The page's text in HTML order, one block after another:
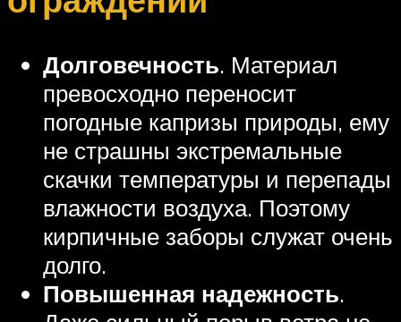
Долговечность. Материал
превосходно переносит
погодные капризы природы, ему
не страшны экстремальные
скачки температуры и перепады
влажности воздуха. Поэтому
кирпичные заборы служат очень
долго.
Повышенная надежность.